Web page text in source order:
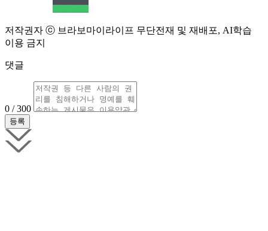
저작권자 ⓒ 브라보마이라이프 무단전재 및 재배포, AI학습
이용 금지
댓글
0 / 300